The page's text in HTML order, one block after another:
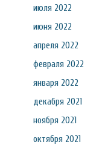
июля 2022
июня 2022
апреля 2022
февраля 2022
января 2022
декабря 2021
ноября 2021
октября 2021